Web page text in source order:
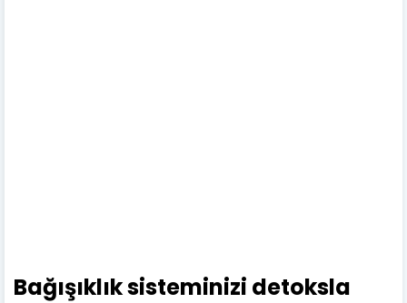
Bağışıklık sisteminizi detoksla